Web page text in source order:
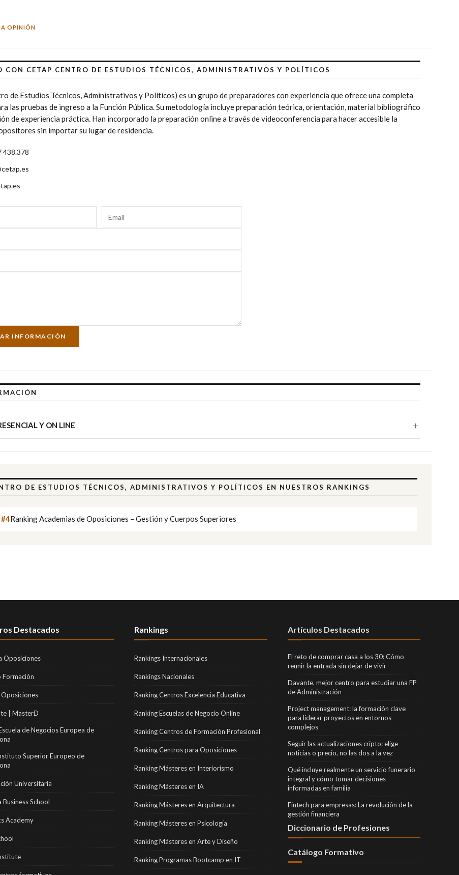
OPINIÓN
CON CETAP CENTRO DE ESTUDIOS TÉCNICOS, ADMINISTRATIVOS Y POLÍTICOS
de Estudios Técnicos, Administrativos y Políticos) es un grupo de preparadores con experiencia que ofrece una completa
las pruebas de ingreso a la Función Pública. Su metodología incluye preparación teórica, orientación, material bibliográfico
de experiencia práctica. Han incorporado la preparación online a través de videoconferencia para hacer accesible la
sin importar su lugar de residencia.
438.378
INFORMACIÓN
Y ON LINE
DE ESTUDIOS TÉCNICOS, ADMINISTRATIVOS Y POLÍTICOS EN NUESTROS RANKINGS
Ranking Academias de Oposiciones – Gestión y Cuerpos Superiores
Destacados
Oposiciones
Formación
| MasterD
de Negocios Europea de
Superior Europeo de
Universitaria
Business School
Academy
Rankings
Rankings Internacionales
Rankings Nacionales
Ranking Centros Excelencia Educativa
Ranking Escuelas de Negocio Online
Ranking Centros de Formación Profesional
Ranking Centros para Oposiciones
Ranking Másteres en Interiorismo
Ranking Másteres en IA
Ranking Másteres en Arquitectura
Ranking Másteres en Psicología
Ranking Másteres en Arte y Diseño
Ranking Programas Bootcamp en IT
Artículos Destacados
El reto de comprar casa a los 30: Cómo
reunir la entrada sin dejar de vivir
Davante, mejor centro para estudiar una FP
de Administración
Project management: la formación clave
para liderar proyectos en entornos
complejos
Seguir las actualizaciones cripto: elige
noticias o precio, no las dos a la vez
Qué incluye realmente un servicio funerario
integral y cómo tomar decisiones
informadas en familia
Fintech para empresas: La revolución de la
gestión financiera
Diccionario de Profesiones
Catálogo Formativo